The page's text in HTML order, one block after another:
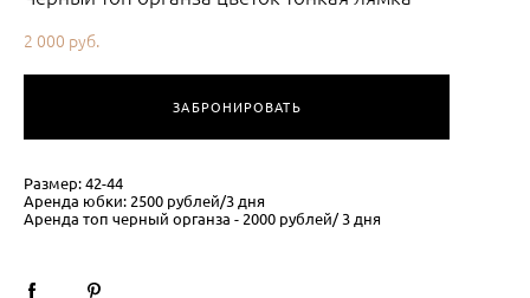
2 000 pуб.
ЗАБРОНИРОВАТЬ
Размер: 42-44
Аренда юбки: 2500 рублей/3 дня
Аренда топ черный органза - 2000 рублей/ 3 дня